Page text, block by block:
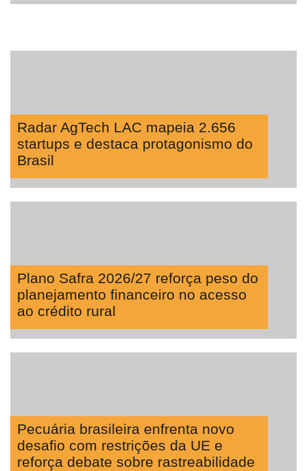
Radar AgTech LAC mapeia 2.656
startups e destaca protagonismo do
Brasil
Plano Safra 2026/27 reforça peso do
planejamento financeiro no acesso
ao crédito rural
Pecuária brasileira enfrenta novo
desafio com restrições da UE e
reforça debate sobre rastreabilidade